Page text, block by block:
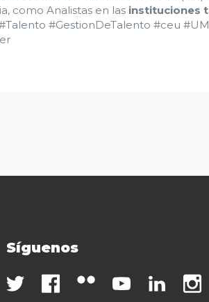
como Analistas en las instituciones
#GestionDeTalento #ceu
Síguenos